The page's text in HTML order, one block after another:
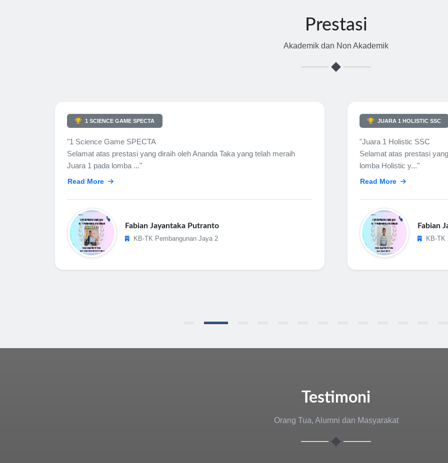
Prestasi
Akademik dan Non Akademik
1 SCIENCE GAME SPECTA
"1 Science Game SPECTA
Selamat atas prestasi yang diraih oleh Ananda Taka yang telah meraih
Juara 1 pada lomba ..."
Read More
Fabian Jayantaka Putranto
KB-TK Pembangunan Jaya 2
JUARA 1 HOLISTIC SSC
"Juara 1 Holistic SSC
Selamat atas prestasi
lomba Holistic y..."
Read More
Fabian
KB-TK
Testimoni
Orang Tua, Alumni dan Masyarakat